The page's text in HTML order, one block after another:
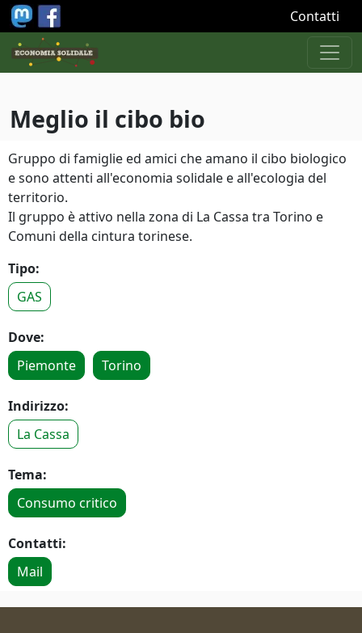
Salta al contenuto principale Contatti
Meglio il cibo bio
Gruppo di famiglie ed amici che amano il cibo biologico
e sono attenti all'economia solidale e all'ecologia del
territorio.
Il gruppo è attivo nella zona di La Cassa tra Torino e
Comuni della cintura torinese.
Tipo:
GAS
Dove:
Piemonte
Torino
Indirizzo:
La Cassa
Tema:
Consumo critico
Contatti:
Mail